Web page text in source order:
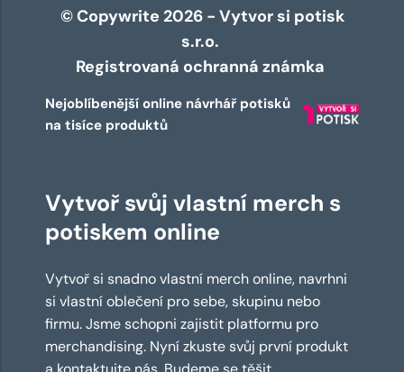
© Copywrite 2026 - Vytvor si potisk
s.r.o.
Registrovaná ochranná známka
Nejoblíbenější online návrhář potisků
na tisíce produktů
Vytvoř svůj vlastní merch s
potiskem online
Vytvoř si snadno vlastní merch online, navrhni
si vlastní oblečení pro sebe, skupinu nebo
firmu. Jsme schopni zajistit platformu pro
merchandising. Nyní zkuste svůj první produkt